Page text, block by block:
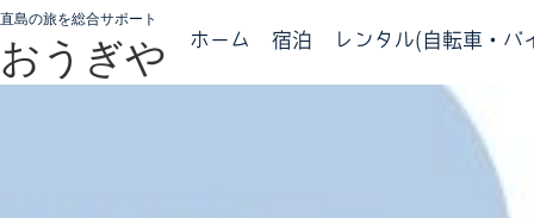
直島の旅を総合サポート
おうぎや ホーム 宿泊 レンタル(自転車・バ